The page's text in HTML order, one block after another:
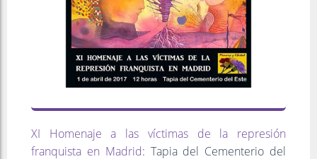
XI Homenaje a las víctimas de la represión
franquista en Madrid: Tapia del Cementerio del